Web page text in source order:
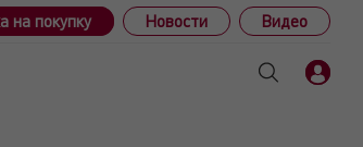
на покупку Новости Видео